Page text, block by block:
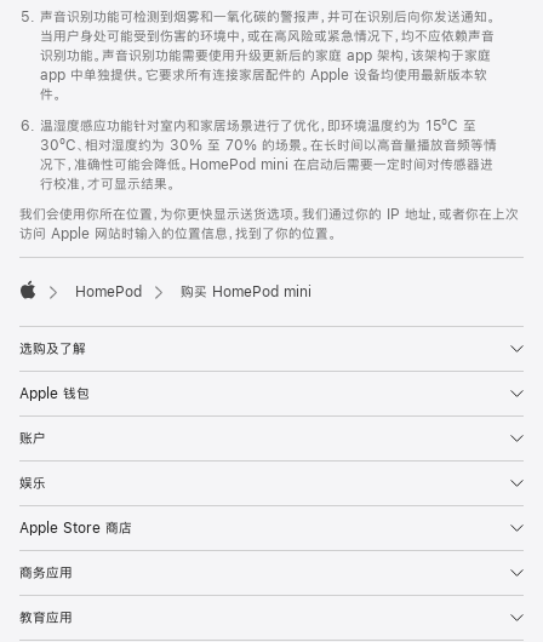
声音识别功能可检测到烟雾和一氧化碳的警报声，并可在识别后向你发送通知。
当用户身处可能受到伤害的环境中，或在高风险或紧急情况下，均不应依赖声音
识别功能。声音识别功能需要使用升级更新后的家庭 app 架构，该架构于家庭
app 中单独提供。它要求所有连接家居配件的 Apple 设备均使用最新版本软
件。
温湿度感应功能针对室内和家居场景进行了优化，即环境温度约为 15ºC 至
30ºC、相对湿度约为 30% 至 70% 的场景。在长时间以高音量播放音频等情
况下，准确性可能会降低。HomePod mini 在启动后需要一定时间对传感器进
行校准，才可显示结果。
我们会使用你所在位置，为你更快显示送货选项。我们通过你的 IP 地址，或者你在上次
访问 Apple 网站时输入的位置信息，找到了你的位置。
HomePod 购买 HomePod mini
选购及了解
Apple 钱包
账户
娱乐
Apple Store 商店
商务应用
教育应用